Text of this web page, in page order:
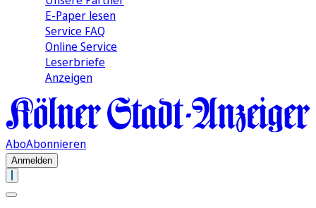
E-Paper lesen
Service FAQ
Online Service
Leserbriefe
Anzeigen
AboAbonnieren
Anmelden